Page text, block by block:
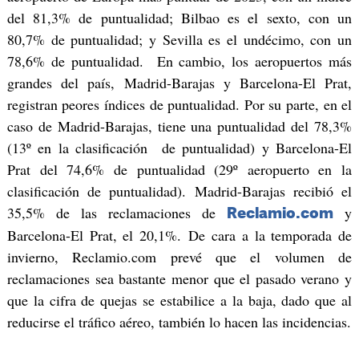
del 81,3% de puntualidad; Bilbao es el sexto, con un
80,7% de puntualidad; y Sevilla es el undécimo, con un
78,6% de puntualidad. En cambio, los aeropuertos más
grandes del país, Madrid-Barajas y Barcelona-El Prat,
registran peores índices de puntualidad. Por su parte, en el
caso de Madrid-Barajas, tiene una puntualidad del 78,3%
(13º en la clasificación de puntualidad) y Barcelona-El
Prat del 74,6% de puntualidad (29º aeropuerto en la
clasificación de puntualidad). Madrid-Barajas recibió el
35,5% de las reclamaciones de
Reclamio.com
y
Barcelona-El Prat, el 20,1%. De cara a la temporada de
invierno, Reclamio.com prevé que el volumen de
reclamaciones sea bastante menor que el pasado verano y
que la cifra de quejas se estabilice a la baja, dado que al
reducirse el tráfico aéreo, también lo hacen las incidencias.